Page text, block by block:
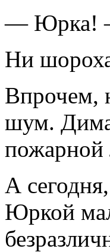
— Юрка! —
Ни
Впрочем,
шум. Дима
пожарной
А
Юркой